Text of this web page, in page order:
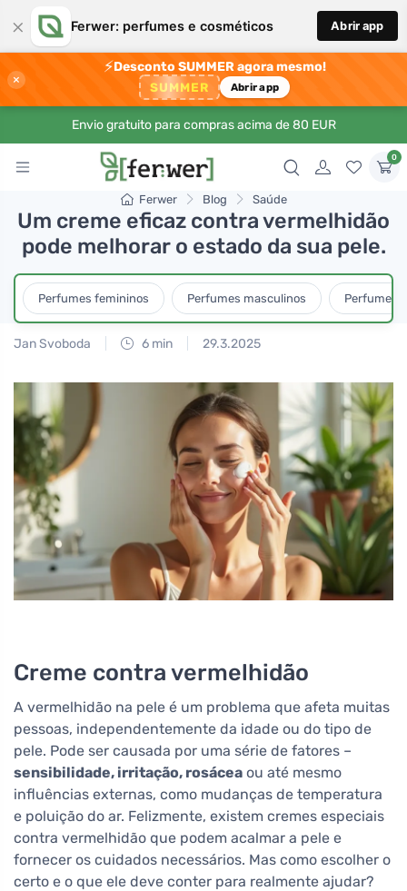
× Ferwer: perfumes e cosméticos Abrir app
×
⚡Desconto SUMMER agora mesmo!
SUMMER Abrir app
Envio gratuito para compras acima de 80 EUR
0
Ferwer Blog Saúde
Um creme eficaz contra vermelhidão
pode melhorar o estado da sua pele.
Perfumes femininos Perfumes masculinos Perfumes
Jan Svoboda 6 min 29.3.2025
Creme contra vermelhidão
A vermelhidão na pele é um problema que afeta muitas
pessoas, independentemente da idade ou do tipo de
pele. Pode ser causada por uma série de fatores –
sensibilidade, irritação, rosácea ou até mesmo
influências externas, como mudanças de temperatura
e poluição do ar. Felizmente, existem cremes especiais
contra vermelhidão que podem acalmar a pele e
fornecer os cuidados necessários. Mas como escolher o
certo e o que ele deve conter para realmente ajudar?